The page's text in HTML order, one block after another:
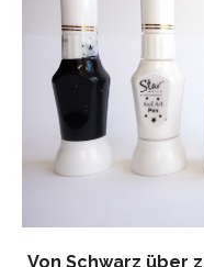
Von Schwarz über